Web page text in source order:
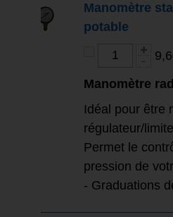
Manomètre
potable
Manomètre
Idéal pour être
régulateur/
Permet le
pression de
- Graduations